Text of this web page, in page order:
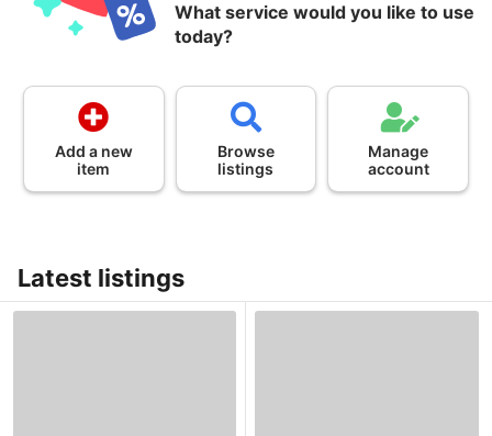
What service would you like to use
today?
Add a new
item
Browse
listings
Manage
account
Latest listings